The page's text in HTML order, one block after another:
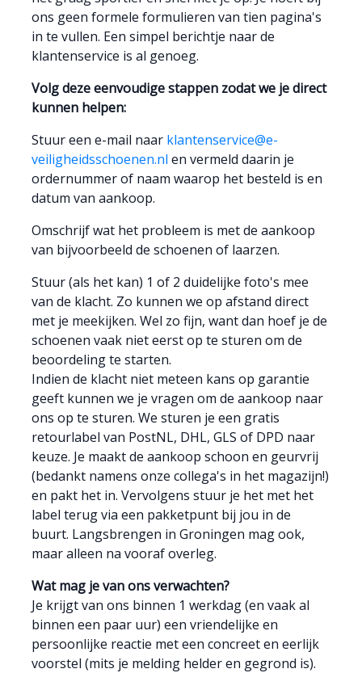
ons geen formele formulieren van tien pagina's
in te vullen. Een simpel berichtje naar de
klantenservice is al genoeg.
Volg deze eenvoudige stappen zodat we je direct
kunnen helpen:
Stuur een e-mail naar klantenservice@e-
veiligheidsschoenen.nl en vermeld daarin je
ordernummer of naam waarop het besteld is en
datum van aankoop.
Omschrijf wat het probleem is met de aankoop
van bijvoorbeeld de schoenen of laarzen.
Stuur (als het kan) 1 of 2 duidelijke foto's mee
van de klacht. Zo kunnen we op afstand direct
met je meekijken. Wel zo fijn, want dan hoef je de
schoenen vaak niet eerst op te sturen om de
beoordeling te starten.
Indien de klacht niet meteen kans op garantie
geeft kunnen we je vragen om de aankoop naar
ons op te sturen. We sturen je een gratis
retourlabel van PostNL, DHL, GLS of DPD naar
keuze. Je maakt de aankoop schoon en geurvrij
(bedankt namens onze collega's in het magazijn!)
en pakt het in. Vervolgens stuur je het met het
label terug via een pakketpunt bij jou in de
buurt. Langsbrengen in Groningen mag ook,
maar alleen na vooraf overleg.
Wat mag je van ons verwachten?
Je krijgt van ons binnen 1 werkdag (en vaak al
binnen een paar uur) een vriendelijke en
persoonlijke reactie met een concreet en eerlijk
voorstel (mits je melding helder en gegrond is).